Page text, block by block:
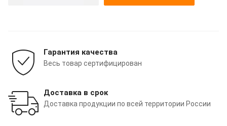
Гарантия качества
Весь товар сертифицирован
Доставка в срок
Доставка продукции по всей территории России